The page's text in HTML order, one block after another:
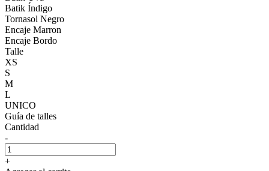
Batik Índigo
Tornasol Negro
Encaje Marron
Encaje Bordo
Talle
XS
S
M
L
UNICO
Guía de talles
Cantidad
-
+